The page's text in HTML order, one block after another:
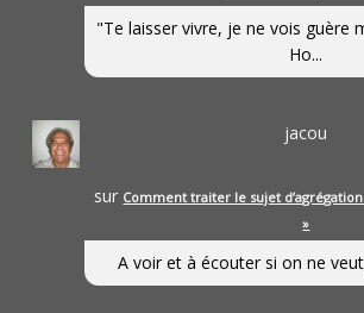
"Te laisser vivre, je ne vois guère
Ho...
jacou
sur Comment traiter le sujet
»
A voir et à écouter si on ne